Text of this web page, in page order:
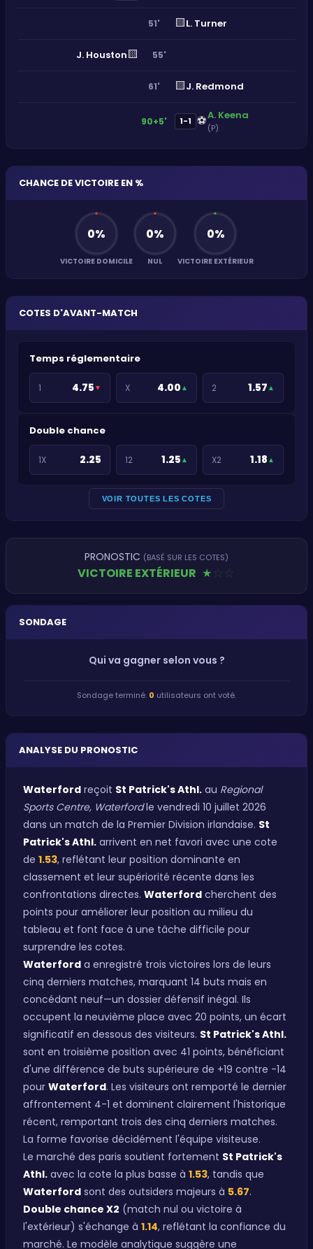
51' 🟨L. Turner
J. Houston🟨 55'
61' 🟨J. Redmond
90+5' 1-1 ⚽A. Keena
(P)
CHANCE DE VICTOIRE EN %
0%
VICTOIRE DOMICILE
0%
NUL
0%
VICTOIRE EXTÉRIEUR
COTES D'AVANT-MATCH
Temps réglementaire
1 4.75 ▼ X 4.00 ▲ 2 1.57 ▲
Double chance
1X 2.25 12 1.25 ▲ X2 1.18 ▲
VOIR TOUTES LES COTES
PRONOSTIC (BASÉ SUR LES COTES)
VICTOIRE EXTÉRIEUR ★ ★ ★
SONDAGE
Qui va gagner selon vous ?
Sondage terminé. 0 utilisateurs ont voté.
ANALYSE DU PRONOSTIC
Waterford reçoit St Patrick's Athl. au Regional
Sports Centre, Waterfordle vendredi 10 juillet 2026
dans un match de la Premier Division irlandaise. St
Patrick's Athl. arrivent en net favori avec une cote
de 1.53, reflétant leur position dominante en
classement et leur supériorité récente dans les
confrontations directes. Waterford cherchent des
points pour améliorer leur position au milieu du
tableau et font face à une tâche difficile pour
surprendre les cotes.
Waterford a enregistré trois victoires lors de leurs
cinq derniers matches, marquant 14 buts mais en
concédant neuf—un dossier défensif inégal. Ils
occupent la neuvième place avec 20 points, un écart
significatif en dessous des visiteurs. St Patrick's Athl.
sont en troisième position avec 41 points, bénéficiant
d'une différence de buts supérieure de +19 contre -14
pour Waterford. Les visiteurs ont remporté le dernier
affrontement 4-1 et dominent clairement l'historique
récent, remportant trois des cinq derniers matches.
La forme favorise décidément l'équipe visiteuse.
Le marché des paris soutient fortement St Patrick's
Athl. avec la cote la plus basse à 1.53, tandis que
Waterford sont des outsiders majeurs à 5.67.
Double chance X2 (match nul ou victoire à
l'extérieur) s'échange à 1.14, reflétant la confiance du
marché. Le modèle analytique suggère une